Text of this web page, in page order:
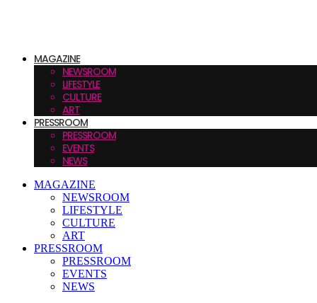
MAGAZINE
NEWSROOM
LIFESTYLE
CULTURE
ART
PRESSROOM
PRESSROOM
EVENTS
NEWS
MAGAZINE
NEWSROOM
LIFESTYLE
CULTURE
ART
PRESSROOM
PRESSROOM
EVENTS
NEWS